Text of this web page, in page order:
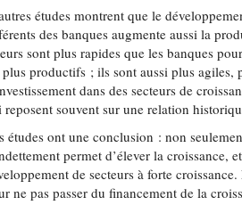
études montrent que le
des banques augmente aussi la
sont plus rapides que les banques
plus productifs ; ils sont aussi plus agiles,
dans des secteurs de
reposent souvent sur une relation
études ont une conclusion : non
permet d’élever la croissance,
de secteurs à forte
ne pas passer du financement de la